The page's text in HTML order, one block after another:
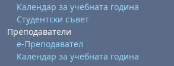
Календар за учебната година
Студентски съвет
Преподаватели
е-Преподавател
Календар за учебната година